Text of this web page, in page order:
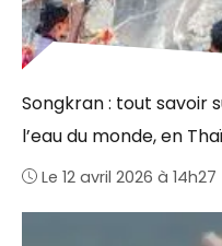
Songkran : tout savoir
l’eau du monde, en
Le 12 avril 2026 à 14h27